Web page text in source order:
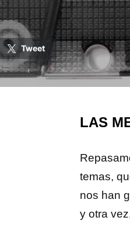
Tweet
LAS
temas,
nos han
y otra